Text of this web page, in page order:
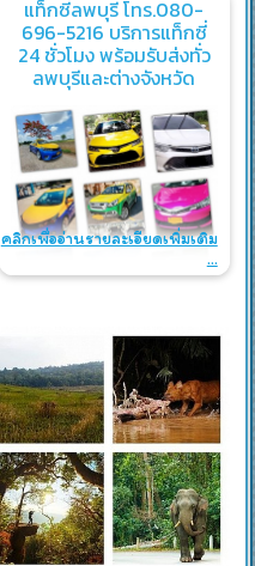
แท็กซี่ลพบุรี โทร.080-
696-5216 บริการแท็กซี่
24 ชั่วโมง พร้อมรับส่งทั่ว
ลพบุรีและต่างจังหวัด
คลิกเพื่ออ่านรายละเอียดเพิ่มเติม
...